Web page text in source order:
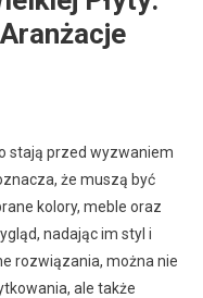
stają przed wyzwaniem
że muszą być
kolory, meble oraz
nadając im styl i
rozwiązania, można nie
ale także